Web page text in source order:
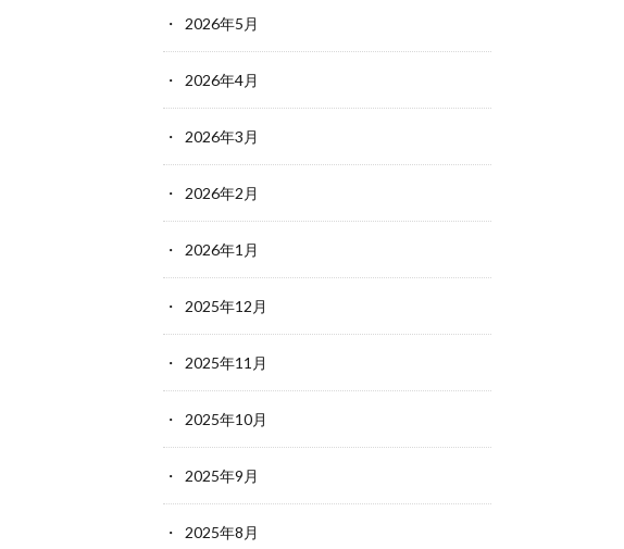
2026年5月
2026年4月
2026年3月
2026年2月
2026年1月
2025年12月
2025年11月
2025年10月
2025年9月
2025年8月